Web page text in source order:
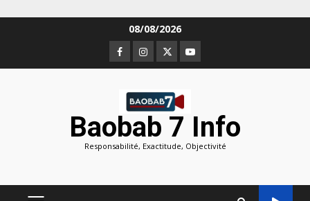
08/08/2026
Facebook
Instagram
TwitterYoutube
Baobab 7 Info
Responsabilité, Exactitude, Objectivité